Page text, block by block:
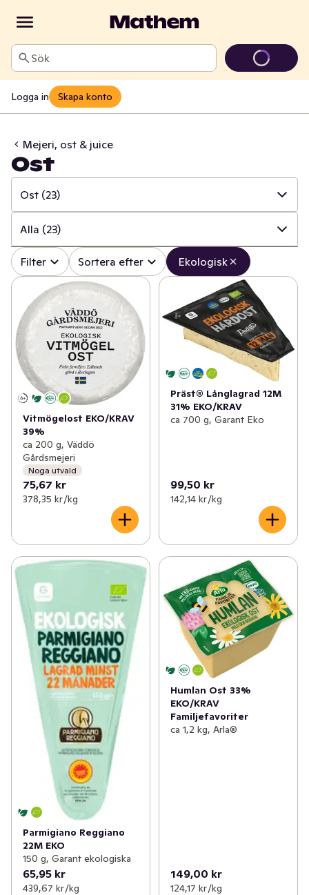
Sök
Logga in Skapa konto
Mejeri, ost & juice
Ost
Ost (23)
✓ Alla (109)
✓ (23)
Mjölk (19)
✓ Matlagningsmejeri (14)
Filmjölk & Yoghurt (21)
✓ Smör & margarin (6)
✓ Juice & fruktdryck
✓ Ägg & jäst (4)
✓ Växtbaserat
✓ Cottage cheese, kvarg & skyr (4)
Mellanmål & desserter 0
Alla (23)
✓ Alla (23)
Hårdost mild/mellan
✓ Hårdost lagrad (4)
✓ Skivad ost (2)
✓ Riven ost (2)
Färskost 0
✓ Mjukost 0
✓ Fetaost (1)
✓ Dessertost
✓ Parmesan, Pecorino & Grana Padano
Halloumi & grillost (3)
✓ Mesost & messmör 0
Vegansk ost (2)
Filter Sortera efter Ekologisk
Vitmögelost EKO/KRAV
39%
ca 200 g, Väddö
Gårdsmejeri
Noga utvald
75,67 kr
378,35 kr /kg
Präst® Långlagrad 12M
31% EKO/KRAV
ca 700 g, Garant Eko
99,50 kr
142,14 kr /kg
Parmigiano Reggiano
22M EKO
150 g, Garant ekologiska
65,95 kr
439,67 kr /kg
Humlan Ost 33%
EKO/KRAV
Familjefavoriter
ca 1,2 kg, Arla®
149,00 kr
124,17 kr /kg